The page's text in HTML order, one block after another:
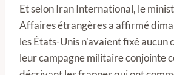
Et selon Iran International, le
Affaires étrangères a affirmé
les États-Unis n'avaient fixé aucun
leur campagne militaire conjointe